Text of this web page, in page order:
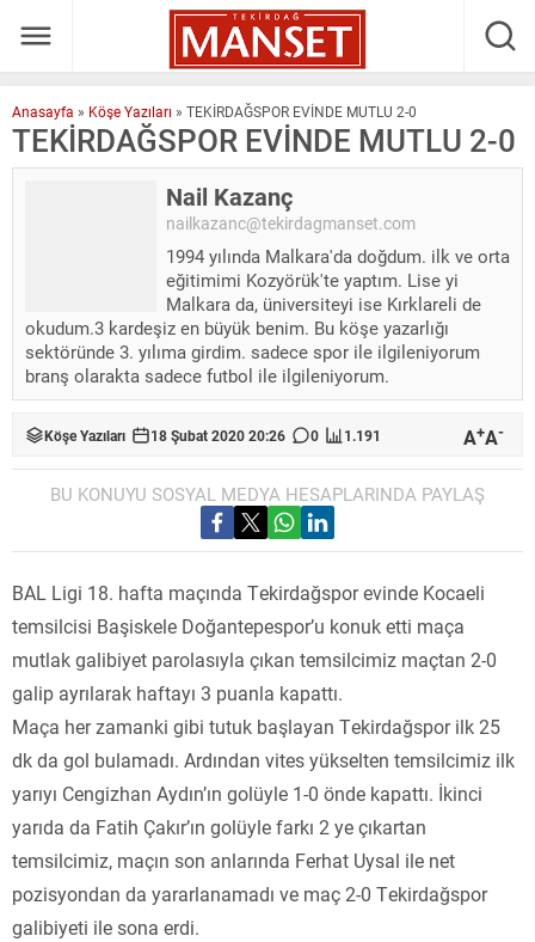
Anasayfa » Köşe Yazıları » TEKİRDAĞSPOR EVİNDE MUTLU 2-0
TEKİRDAĞSPOR EVİNDE MUTLU 2-0
Nail Kazanç
nailkazanc@tekirdagmanset.com
1994 yılında Malkara'da doğdum. ilk ve orta
eğitimimi Kozyörük'te yaptım. Lise yi
Malkara da, üniversiteyi ise Kırklareli de
okudum.3 kardeşiz en büyük benim. Bu köşe yazarlığı
sektöründe 3. yılıma girdim. sadece spor ile ilgileniyorum
branş olarakta sadece futbol ile ilgileniyorum.
Köşe Yazıları 18 Şubat 2020 20:26 0 1.191 A+A-
BU KONUYU SOSYAL MEDYA HESAPLARINDA PAYLAŞ
BAL Ligi 18. hafta maçında Tekirdağspor evinde Kocaeli
temsilcisi Başiskele Doğantepespor’u konuk etti maça
mutlak galibiyet parolasıyla çıkan temsilcimiz maçtan 2-0
galip ayrılarak haftayı 3 puanla kapattı.
Maça her zamanki gibi tutuk başlayan Tekirdağspor ilk 25
dk da gol bulamadı. Ardından vites yükselten temsilcimiz ilk
yarıyı Cengizhan Aydın’ın golüyle 1-0 önde kapattı. İkinci
yarıda da Fatih Çakır’ın golüyle farkı 2 ye çıkartan
temsilcimiz, maçın son anlarında Ferhat Uysal ile net
pozisyondan da yararlanamadı ve maç 2-0 Tekirdağspor
galibiyeti ile sona erdi.